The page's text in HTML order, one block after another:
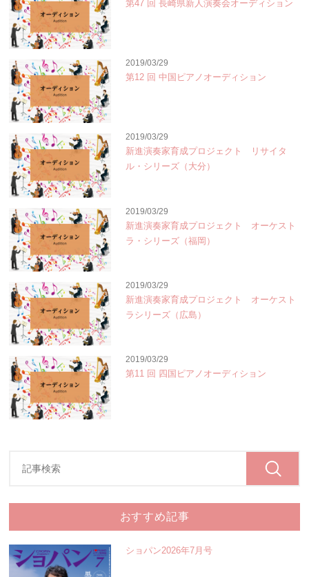
第47 回 長崎県新人演奏会オーディション
2019/03/29
第12 回 中国ピアノオーディション
2019/03/29
新進演奏家育成プロジェクト リサイタ
ル・シリーズ（大分）
2019/03/29
新進演奏家育成プロジェクト オーケスト
ラ・シリーズ（福岡）
2019/03/29
新進演奏家育成プロジェクト オーケスト
ラシリーズ（広島）
2019/03/29
第11 回 四国ピアノオーディション
おすすめ記事
ショパン2026年7月号